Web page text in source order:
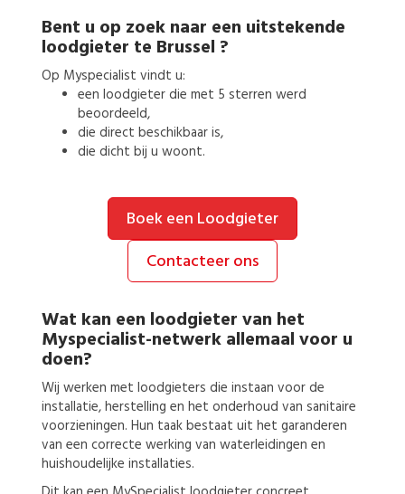
Bent u op zoek naar een uitstekende
loodgieter te Brussel ?
Op Myspecialist vindt u:
een loodgieterdie met 5 sterren werd
beoordeeld,
die direct beschikbaar is,
die dicht bij u woont.
Boek een Loodgieter
Contacteer ons
Wat kan een loodgieter van het
Myspecialist-netwerk allemaal voor u
doen?
Wij werken met loodgieters die instaan voor de
installatie, herstelling en het onderhoud van sanitaire
voorzieningen. Hun taak bestaat uit het garanderen
van een correcte werking van waterleidingen en
huishoudelijke installaties.